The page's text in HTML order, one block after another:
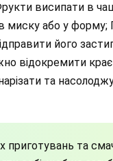
висипати в
миску або у
його
відокремити
та
та